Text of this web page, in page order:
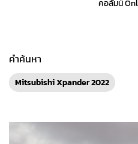
คอลัมน์
คำค้นหา
Mitsubishi Xpander 2022